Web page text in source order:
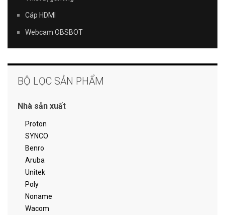
Cáp HDMI
Webcam OBSBOT
BỘ LỌC SẢN PHẨM
Nhà sản xuất
Proton
SYNCO
Benro
Aruba
Unitek
Poly
Noname
Wacom